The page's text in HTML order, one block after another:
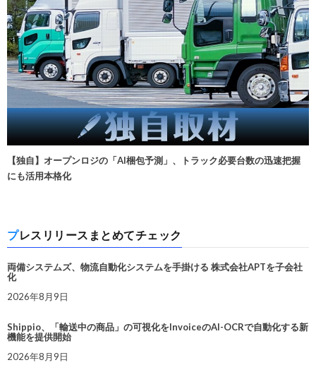
【独自】オープンロジの「AI梱包予測」、トラック必要台数の迅速把握
にも活用本格化
プレスリリースまとめてチェック
両備システムズ、物流自動化システムを手掛ける 株式会社APTを子会社
化
2026年8月9日
Shippio、「輸送中の商品」の可視化をInvoiceのAI-OCRで自動化する新
機能を提供開始
2026年8月9日